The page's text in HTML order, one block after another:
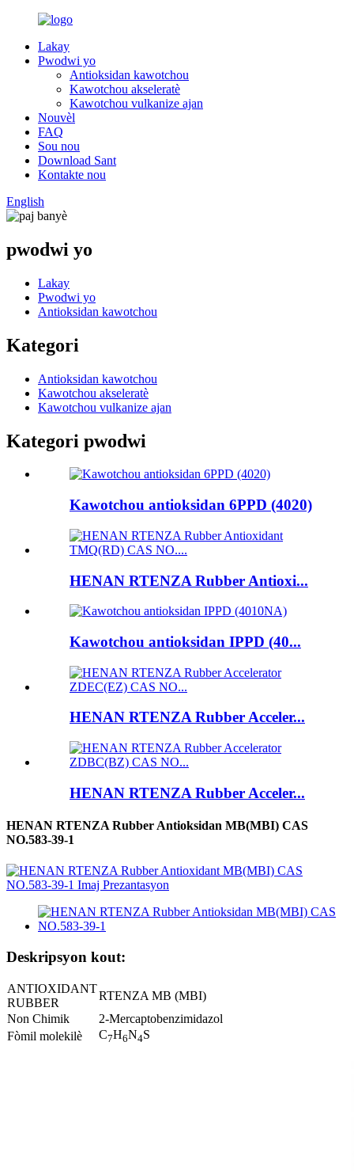
Lakay
Pwodwi yo
Antioksidan kawotchou
Kawotchou akseleratè
Kawotchou vulkanize ajan
Nouvèl
FAQ
Sou nou
Download Sant
Kontakte nou
English
pwodwi yo
Lakay
Pwodwi yo
Antioksidan kawotchou
Kategori
Antioksidan kawotchou
Kawotchou akseleratè
Kawotchou vulkanize ajan
Kategori pwodwi
Kawotchou antioksidan 6PPD (4020)
HENAN RTENZA Rubber Antioxi...
Kawotchou antioksidan IPPD (40...
HENAN RTENZA Rubber Acceler...
HENAN RTENZA Rubber Acceler...
HENAN RTENZA Rubber Antioksidan MB(MBI) CAS
NO.583-39-1
Deskripsyon kout:
ANTIOXIDANT
RUBBER
RTENZA MB (MBI)
Non Chimik
2-Mercaptobenzimidazol
Fòmil molekilè
C7H6N4S